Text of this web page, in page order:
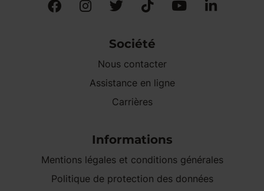
Société
Nous contacter
Assistance en ligne
Carrières
Informations
Mentions légales et conditions générales
Politique de protection des données